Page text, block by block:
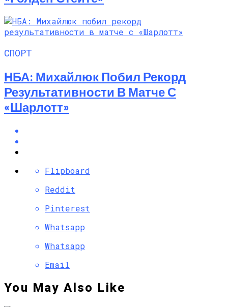
СПОРТ
НБА: Михайлюк Побил Рекорд
Результативности В Матче С
«Шарлотт»
Flipboard
Reddit
Pinterest
Whatsapp
Whatsapp
Email
You May Also Like